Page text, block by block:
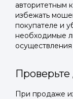
авторитетным
избежать
покупателе и
необходимые
При продаже